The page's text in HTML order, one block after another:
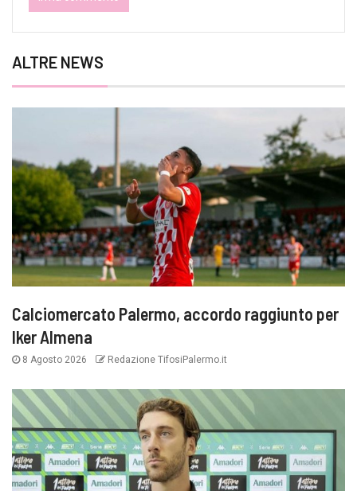
ALTRE NEWS
Calciomercato Palermo, accordo raggiunto per
Iker Almena
8 Agosto 2026 Redazione TifosiPalermo.it